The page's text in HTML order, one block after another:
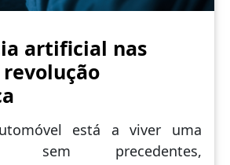
artificial nas
está a viver uma
sem precedentes,